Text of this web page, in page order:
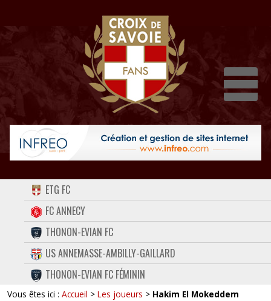
ACCUEIL
FORUM
CONTACT
FACEBOOK
TWITTER
ETG FC
FC ANNECY
THONON-EVIAN FC
US ANNEMASSE-AMBILLY-GAILLARD
THONON-EVIAN FC FÉMININ
Vous êtes ici : Accueil > Les joueurs > Hakim El Mokeddem